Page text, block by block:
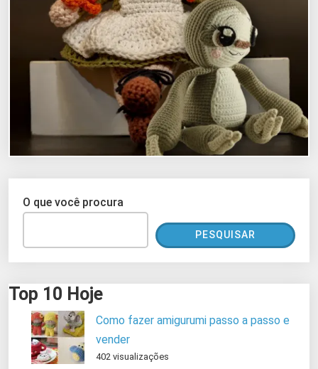
O que você procura
PESQUISAR
Top 10 Hoje
Como fazer amigurumi passo a passo e
vender
402 visualizações